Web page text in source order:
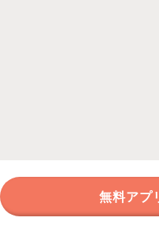
無料アプ